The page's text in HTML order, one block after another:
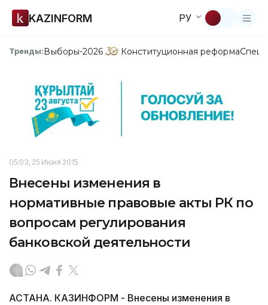
KAZINFORM РУ
Тренды:Выборы-2026 Конституционная реформа
05:03, 25 Июня 2015
Внесены изменения в
нормативные правовые акты РК по
вопросам регулирования
банковской деятельности
АСТАНА. КАЗИНФОРМ - Внесены изменения в